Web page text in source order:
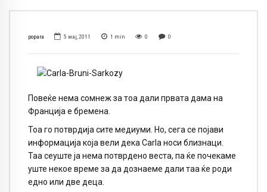
popara 5 мај, 2011 1 min 0 0
Повеќе нема сомнеж за тоа дали првата дама на
Франција е бремена.
Тоа го потврдија сите медиуми. Но, сега се појави
информација која вели дека Carla носи близнаци.
Таа сеуште ја нема потврдено веста, па ќе почекаме
уште некое време за да дознаеме дали таа ќе роди
едно или две деца.